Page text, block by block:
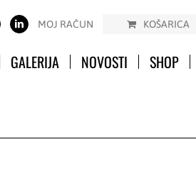
MOJ RAČUN KOŠARICA
GALERIJA NOVOSTI SHOP